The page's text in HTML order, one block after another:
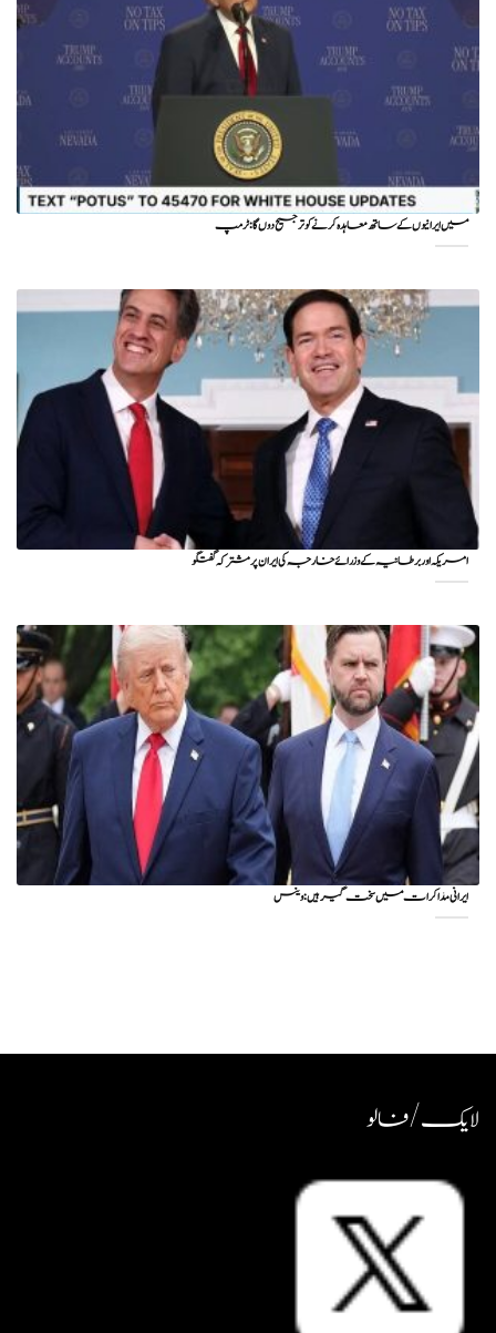
میں ایرانیوں کے ساتھ معاہدہ کرنے کو ترجیح دوں گا : ٹرمپ
امریکہ اور برطانیہ کے وزرائے خارجہ کی ایران پر مشترکہ گفتگو
ایرانی مذاکرات میں سخت گیر ہیں: وینس
لایک / فالو